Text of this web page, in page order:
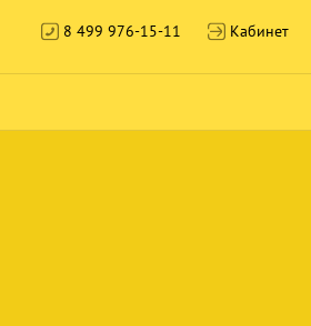
8 499 976-15-11 Кабинет